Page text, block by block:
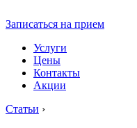
Записаться на прием
Услуги
Цены
Контакты
Акции
Статьи ›